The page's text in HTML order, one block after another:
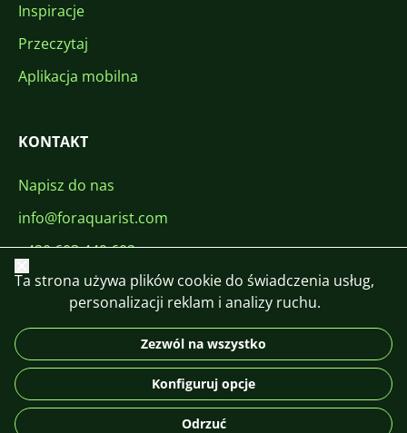
Inspiracje
Przeczytaj
Aplikacja mobilna
KONTAKT
Napisz do nas
info@foraquarist.com
+420 603 449 602
DE
© 2026 For Aquarist
Zamknij
Ta strona używa plików cookie do świadczenia usług,
personalizacji reklam i analizy ruchu.
Zezwól na wszystko
Konfiguruj opcje
Odrzuć